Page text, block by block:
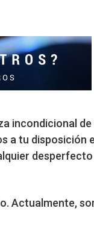
incondicional
a tu disposición
desperfecto
Actualmente,